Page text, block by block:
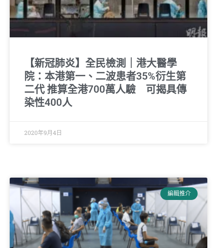
【新冠肺炎】全民檢測｜港大醫學
院：本港第一、二波患者35%衍生第
二代 推算全港700萬人驗 可揭具傳
染性400人
2020年9月4日
編輯推介